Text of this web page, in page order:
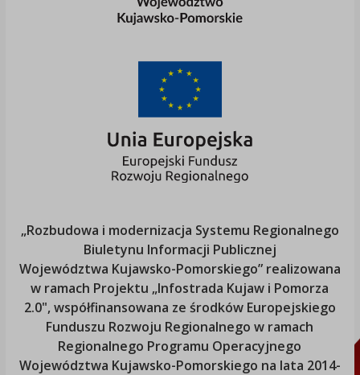
„Rozbudowa i modernizacja Systemu Regionalnego
Biuletynu Informacji Publicznej
Województwa Kujawsko-Pomorskiego” realizowana
w ramach Projektu „Infostrada Kujaw i Pomorza
2.0", współfinansowana ze środków Europejskiego
Funduszu Rozwoju Regionalnego w ramach
Regionalnego Programu Operacyjnego
Województwa Kujawsko-Pomorskiego na lata 2014-